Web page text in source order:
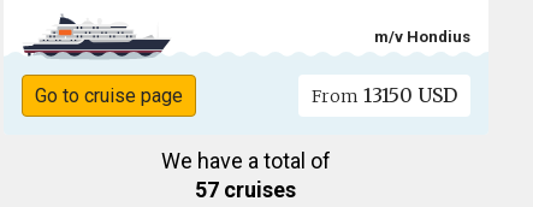
m/v Hondius
Go to cruise page From 13150 USD
We have a total of
57 cruises